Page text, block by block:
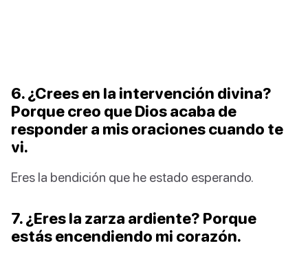
6. ¿Crees en la intervención divina?
Porque creo que Dios acaba de
responder a mis oraciones cuando te
vi.
Eres la bendición que he estado esperando.
7. ¿Eres la zarza ardiente? Porque
estás encendiendo mi corazón.